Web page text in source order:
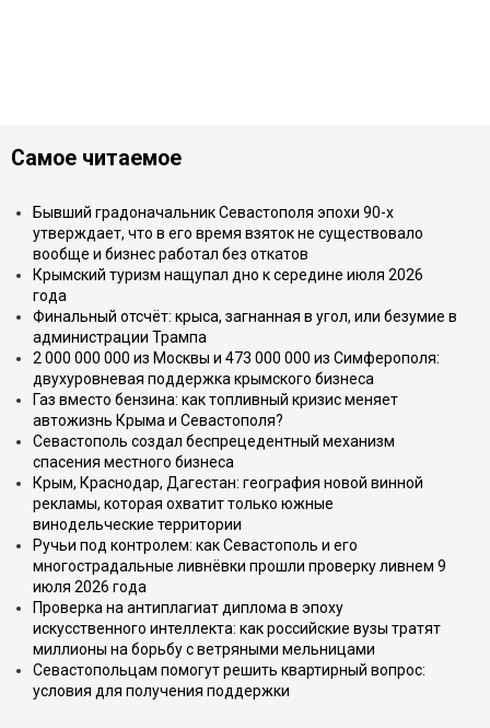
Самое читаемое
Бывший градоначальник Севастополя эпохи 90-х
утверждает, что в его время взяток не существовало
вообще и бизнес работал без откатов
Крымский туризм нащупал дно к середине июля 2026
года
Финальный отсчёт: крыса, загнанная в угол, или безумие в
администрации Трампа
2 000 000 000 из Москвы и 473 000 000 из Симферополя:
двухуровневая поддержка крымского бизнеса
Газ вместо бензина: как топливный кризис меняет
автожизнь Крыма и Севастополя?
Севастополь создал беспрецедентный механизм
спасения местного бизнеса
Крым, Краснодар, Дагестан: география новой винной
рекламы, которая охватит только южные
винодельческие территории
Ручьи под контролем: как Севастополь и его
многострадальные ливнёвки прошли проверку ливнем 9
июля 2026 года
Проверка на антиплагиат диплома в эпоху
искусственного интеллекта: как российские вузы тратят
миллионы на борьбу с ветряными мельницами
Севастопольцам помогут решить квартирный вопрос:
условия для получения поддержки